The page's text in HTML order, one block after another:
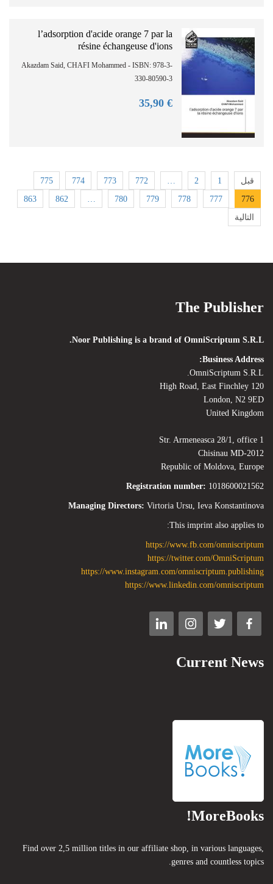
l’adsorption d'acide orange 7 par la
résine échangeuse d'ions
Akazdam Said, CHAFI Mohammed - ISBN: 978-3-
330-80590-3
€ 35,
90
قبل 1
2
…
772
773
774
775
776
777
778
779
780
…
862
863
التالية
The Publisher
Noor Publishing is a brand of OmniScriptum S.R.L.
Business Address:
OmniScriptum S.R.L.
120 High Road, East Finchley
London, N2 9ED
United Kingdom
Str. Armeneasca 28/1, office 1
Chisinau MD-2012
Republic of Moldova, Europe
Registration number: 1018600021562
Managing Directors: Virtoria Ursu, Ieva Konstantinova
This imprint also applies to:
https://www.fb.com/omniscriptum
https://twitter.com/OmniScriptum
https://www.instagram.com/omniscriptum.publishing
https://www.linkedin.com/omniscriptum
Current News
MoreBooks!
Find over 2,5 million titles in our affiliate shop, in various languages,
genres and countless topics.